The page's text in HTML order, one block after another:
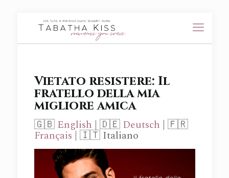
Vietato resistere: Il
fratello della mia
migliore amica
🇬🇧 English | 🇩🇪 Deutsch | 🇫🇷
Français | 🇮🇹 Italiano